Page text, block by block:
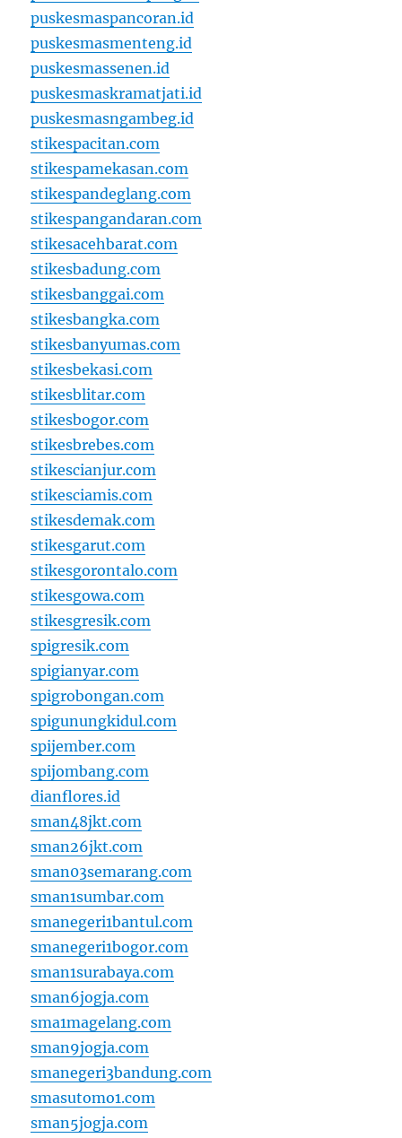
puskesmaspancoran.id
puskesmasmenteng.id
puskesmassenen.id
puskesmaskramatjati.id
puskesmasngambeg.id
stikespacitan.com
stikespamekasan.com
stikespandeglang.com
stikespangandaran.com
stikesacehbarat.com
stikesbadung.com
stikesbanggai.com
stikesbangka.com
stikesbanyumas.com
stikesbekasi.com
stikesblitar.com
stikesbogor.com
stikesbrebes.com
stikescianjur.com
stikesciamis.com
stikesdemak.com
stikesgarut.com
stikesgorontalo.com
stikesgowa.com
stikesgresik.com
spigresik.com
spigianyar.com
spigrobongan.com
spigunungkidul.com
spijember.com
spijombang.com
dianflores.id
sman48jkt.com
sman26jkt.com
sman03semarang.com
sman1sumbar.com
smanegeri1bantul.com
smanegeri1bogor.com
sman1surabaya.com
sman6jogja.com
sma1magelang.com
sman9jogja.com
smanegeri3bandung.com
smasutomo1.com
sman5jogja.com